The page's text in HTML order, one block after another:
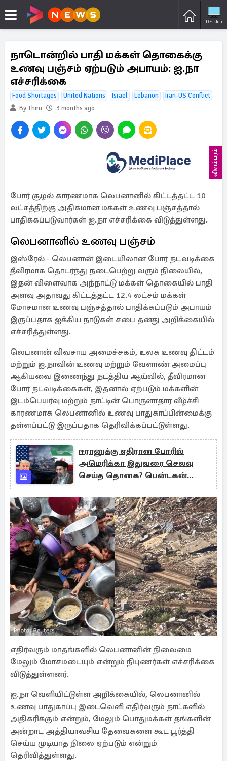
Desktop
நாடொன்றில் பாதி மக்கள் தொகைக்கு
உணவு பஞ்சம் ஏற்படும் அபாயம்: ஐ.நா
எச்சரிக்கை
Food Shortages United Nations Israel Lebanon
Iran-US Conflict
By Thiru
3 months ago
விளம்பரம்
போர் சூழல் காரணமாக லெபனானில் கிட்டத்தட்ட 10
லட்சத்திற்கு அதிகமான மக்கள் உணவு பஞ்சத்தால்
பாதிக்கப்படுவார்கள் ஐ.நா எச்சரிக்கை விடுத்துள்ளது.
லெபனானில் உணவு பஞ்சம்
இஸ்ரேல் - லெபனான் இடையிலான போர் நடவடிக்கை
தீவிரமாக தொடர்ந்து நடைபெற்று வரும் நிலையில்,
இதன் விளைவாக அந்நாட்டு மக்கள் தொகையில் பாதி
அளவு அதாவது கிட்டத்தட்ட 12.4 லட்சம் மக்கள்
மோசமான உணவு பஞ்சத்தால் பாதிக்கப்படும் அபாயம்
இருப்பதாக ஐக்கிய நாடுகள் சபை தனது அறிக்கையில்
எச்சரித்துள்ளது.
லெபனான் விவசாய அமைச்சகம், உலக உணவு திட்டம்
மற்றும் ஐ.நாவின் உணவு மற்றும் வேளாண் அமைப்பு
ஆகியவை இணைந்து நடத்திய ஆய்வில், தீவிரமான
போர் நடவடிக்கைகள், இதனால் ஏற்படும் மக்களின்
இடம்பெயர்வு மற்றும் நாட்டின் பொருளாதார வீழ்ச்சி
காரணமாக லெபனானில் உணவு பாதுகாப்பின்மைக்கு
தள்ளப்பட்டு இருப்பதாக தெரிவிக்கப்பட்டுள்ளது.
ஈரானுக்கு எதிரான போரில்
அமெரிக்கா இதுவரை செலவு
செய்த தொகை? பென்டகன்
அதிரடி அறிக்கை
எதிர்வரும் மாதங்களில் லெபனானின் நிலைமை
மேலும் மோசமடையும் என்றும் நிபுணர்கள் எச்சரிக்கை
விடுத்துள்ளனர்.
ஐ.நா வெளியிட்டுள்ள அறிக்கையில், லெபனானில்
உணவு பாதுகாப்பு இடைவெளி எதிர்வரும் நாட்களில்
அதிகரிக்கும் என்றும், மேலும் பொதுமக்கள் தங்களின்
அன்றாட அத்தியாவசிய தேவைகளை கூட பூர்த்தி
செய்ய முடியாத நிலை ஏற்படும் என்றும்
தெரிவித்துள்ளது.